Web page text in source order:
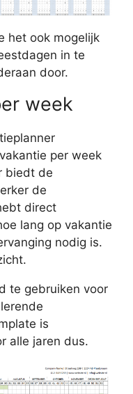
het ook mogelijk
in te
door.
week
per week
biedt de
de
direct
lang op vakantie
nodig is.
te gebruiken voor
is
alle jaren dus.